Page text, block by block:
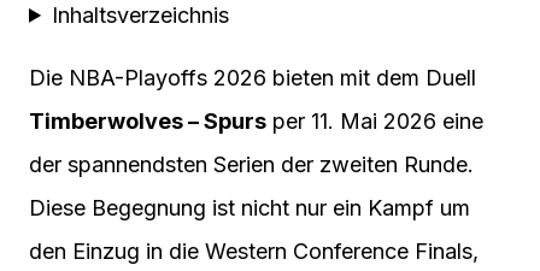
Inhaltsverzeichnis
Die NBA-Playoffs 2026 bieten mit dem Duell
Timberwolves – Spurs per 11. Mai 2026 eine
der spannendsten Serien der zweiten Runde.
Diese Begegnung ist nicht nur ein Kampf um
den Einzug in die Western Conference Finals,